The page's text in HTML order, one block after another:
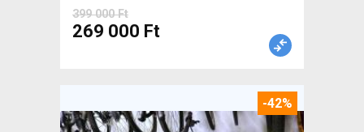
399 000 Ft
269 000 Ft
-42%